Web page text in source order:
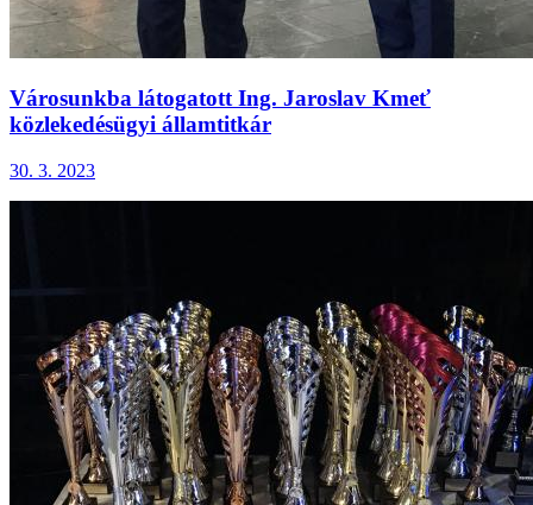
Városunkba látogatott Ing. Jaroslav Kmeť
közlekedésügyi államtitkár
30. 3. 2023